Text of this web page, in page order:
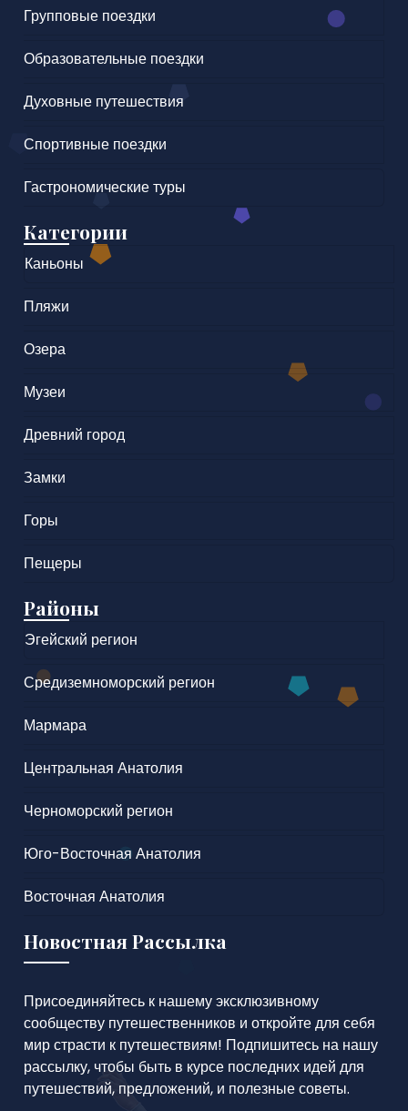
Групповые поездки
Образовательные поездки
Духовные путешествия
Спортивные поездки
Гастрономические туры
Категории
Каньоны
Пляжи
Озера
Музеи
Древний город
Замки
Горы
Пещеры
Районы
Эгейский регион
Средиземноморский регион
Мармара
Центральная Анатолия
Черноморский регион
Юго-Восточная Анатолия
Восточная Анатолия
Новостная Рассылка
Присоединяйтесь к нашему эксклюзивному
сообществу путешественников и откройте для себя
мир страсти к путешествиям! Подпишитесь на нашу
рассылку, чтобы быть в курсе последних идей для
путешествий, предложений, и полезные советы.